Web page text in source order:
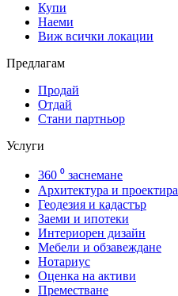
Купи
Наеми
Виж всички локации
Предлагам
Продай
Отдай
Стани партньор
Услуги
360 ⁰ заснемане
Архитектура и
Геодезия и кадастър
Заеми и ипотеки
Интериорен дизайн
Мебели и обзавеждане
Нотариус
Оценка на активи
Преместване